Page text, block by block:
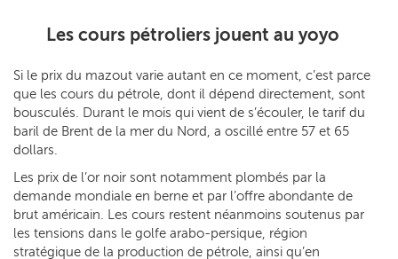
Les cours pétroliers jouent au yoyo
Si le prix du mazout varie autant en ce moment, c’est parce
que les cours du pétrole, dont il dépend directement, sont
bousculés. Durant le mois qui vient de s’écouler, le tarif du
baril de Brent de la mer du Nord, a oscillé entre 57 et 65
dollars.
Les prix de l’or noir sont notamment plombés par la
demande mondiale en berne et par l’offre abondante de
brut américain. Les cours restent néanmoins soutenus par
les tensions dans le golfe arabo-persique, région
stratégique de la production de pétrole, ainsi qu’en